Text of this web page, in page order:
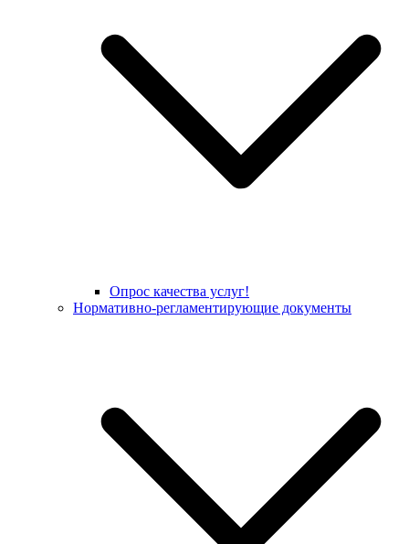
Опрос качества услуг!
Нормативно-регламентирующие документы